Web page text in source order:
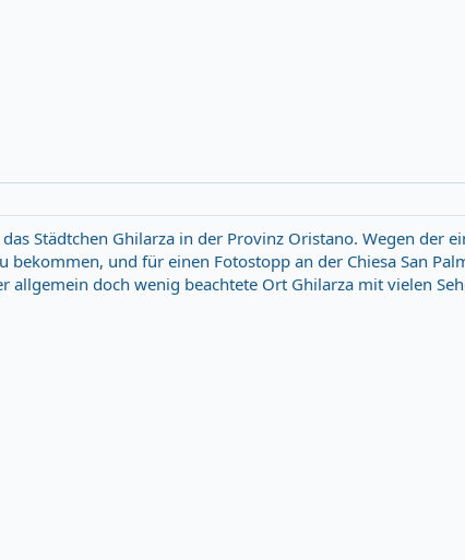
Städtchen Ghilarza in der Provinz Oristano. Wegen der
und für einen Fotostopp an der Chiesa San
allgemein doch wenig beachtete Ort Ghilarza mit vielen